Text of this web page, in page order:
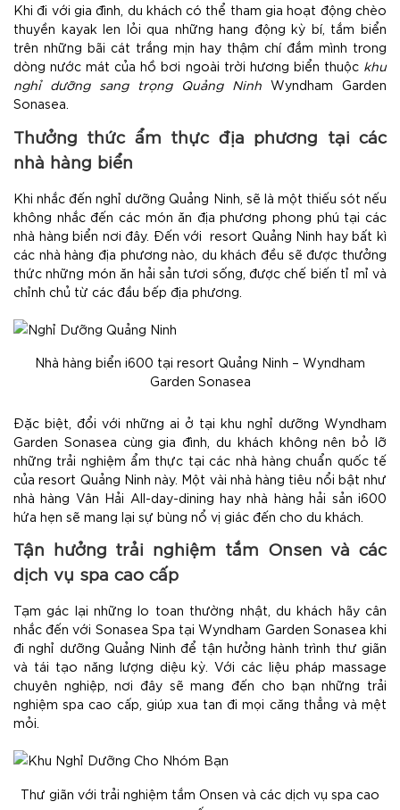
Khi đi với gia đình, du khách có thể tham gia hoạt động chèo
thuyền kayak len lỏi qua những hang động kỳ bí, tắm biển
trên những bãi cát trắng mịn hay thậm chí đắm mình trong
dòng nước mát của hồ bơi ngoài trời hương biển thuộc khu
nghỉ dưỡng sang trọng Quảng Ninh Wyndham Garden
Sonasea.
Thưởng thức ẩm thực địa phương tại các
nhà hàng biển
Khi nhắc đến nghỉ dưỡng Quảng Ninh, sẽ là một thiếu sót nếu
không nhắc đến các món ăn địa phương phong phú tại các
nhà hàng biển nơi đây. Đến với resort Quảng Ninh hay bất kì
các nhà hàng địa phương nào, du khách đều sẽ được thưởng
thức những món ăn hải sản tươi sống, được chế biến tỉ mỉ và
chỉnh chủ từ các đầu bếp địa phương.
Nhà hàng biển i600 tại resort Quảng Ninh – Wyndham
Garden Sonasea
Đặc biệt, đổi với những ai ở tại khu nghỉ dưỡng Wyndham
Garden Sonasea cùng gia đình, du khách không nên bỏ lỡ
những trải nghiệm ẩm thực tại các nhà hàng chuẩn quốc tế
của resort Quảng Ninh này. Một vài nhà hàng tiêu nổi bật như
nhà hàng Vân Hải All-day-dining hay nhà hàng hải sản i600
hứa hẹn sẽ mang lại sự bùng nổ vị giác đến cho du khách.
Tận hưởng trải nghiệm tắm Onsen và các
dịch vụ spa cao cấp
Tạm gác lại những lo toan thường nhật, du khách hãy cân
nhắc đến với Sonasea Spa tại Wyndham Garden Sonasea khi
đi nghỉ dưỡng Quảng Ninh để tận hưởng hành trình thư giãn
và tái tạo năng lượng diệu kỳ. Với các liệu pháp massage
chuyên nghiệp, nơi đây sẽ mang đến cho bạn những trải
nghiệm spa cao cấp, giúp xua tan đi mọi căng thẳng và mệt
mỏi.
Thư giãn với trải nghiệm tắm Onsen và các dịch vụ spa cao